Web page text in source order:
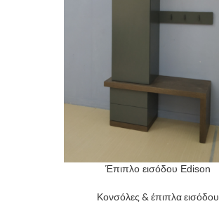
READ MOREΈπιπλο εισόδου Edison
Κονσόλες & έπιπλα εισόδου